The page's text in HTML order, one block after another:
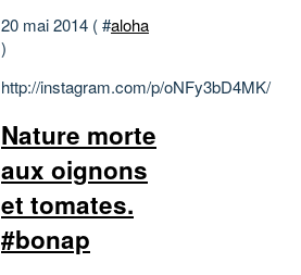
20 mai 2014 ( #aloha
)
http://instagram.com/p/oNFy3bD4MK/
Nature morte
aux oignons
et tomates.
#bonap